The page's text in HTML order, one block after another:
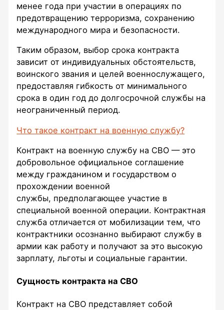
менее года при участии в операциях по
предотвращению терроризма, сохранению
международного мира и безопасности.
Таким образом, выбор срока контракта
зависит от индивидуальных обстоятельств,
воинского звания и целей военнослужащего,
предоставляя гибкость от минимального
срока в один год до долгосрочной службы на
неограниченный период.
Что такое контракт на военную службу?
Контракт на военную службу на СВО — это
добровольное официальное соглашение
между гражданином и государством о
прохождении военной
службы, предполагающее участие в
специальной военной операции. Контрактная
служба отличается от мобилизации тем, что
контрактники осознанно выбирают службу в
армии как работу и получают за это высокую
зарплату, льготы и социальные гарантии.​
Сущность контракта на СВО
Контракт на СВО представляет собой